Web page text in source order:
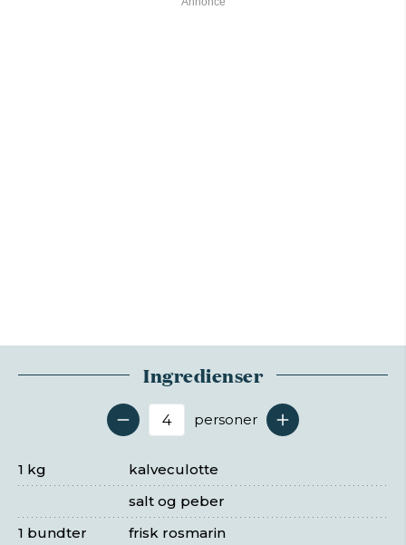
Ingredienser
Antal serveringer
personer
kalveculotte
1 kg
salt og peber
frisk rosmarin
1 bundter